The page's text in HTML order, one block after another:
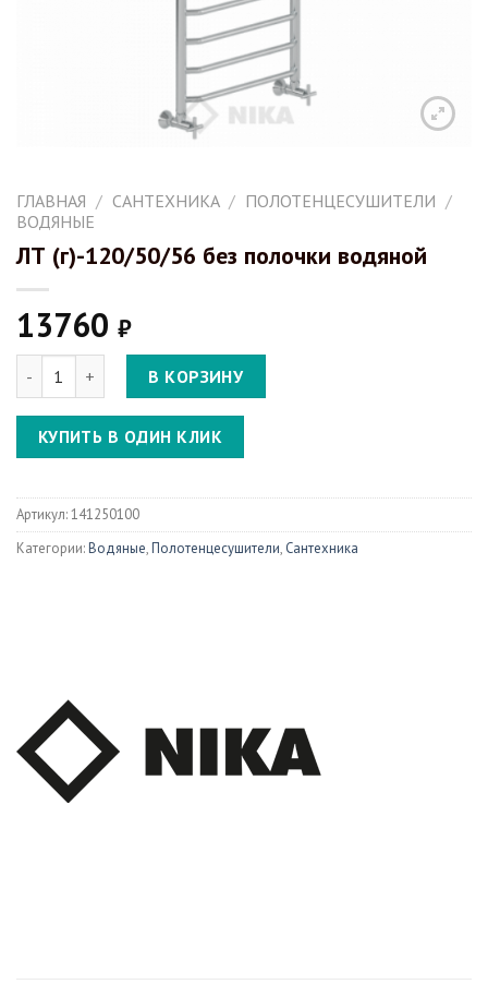
ГЛАВНАЯ / САНТЕХНИКА / ПОЛОТЕНЦЕСУШИТЕЛИ /
ВОДЯНЫЕ
ЛТ (г)-120/50/56 без полочки водяной
13760 ₽
Количество ЛТ (г)-120/50/56 без полочки водяной
В КОРЗИНУ
КУПИТЬ В ОДИН КЛИК
Артикул:141250100
Категории:Водяные,Полотенцесушители, Сантехника